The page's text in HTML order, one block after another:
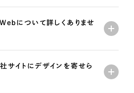
について詳しくありませ
サイトにデザインを寄せら